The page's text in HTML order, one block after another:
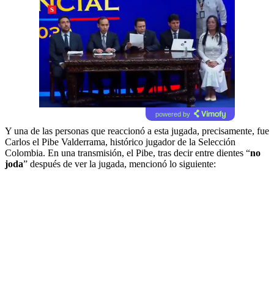
powered by
Y una de las personas que reaccionó a esta jugada, precisamente, fue
Carlos el Pibe Valderrama, histórico jugador de la Selección
Colombia. En una transmisión, el Pibe, tras decir entre dientes “no
joda” después de ver la jugada, mencionó lo siguiente: